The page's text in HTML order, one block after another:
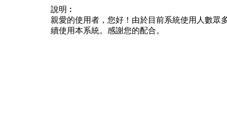
說明︰
親愛的使用者，您好！由於目前系統使用人數眾
續使用本系統。感謝您的配合。